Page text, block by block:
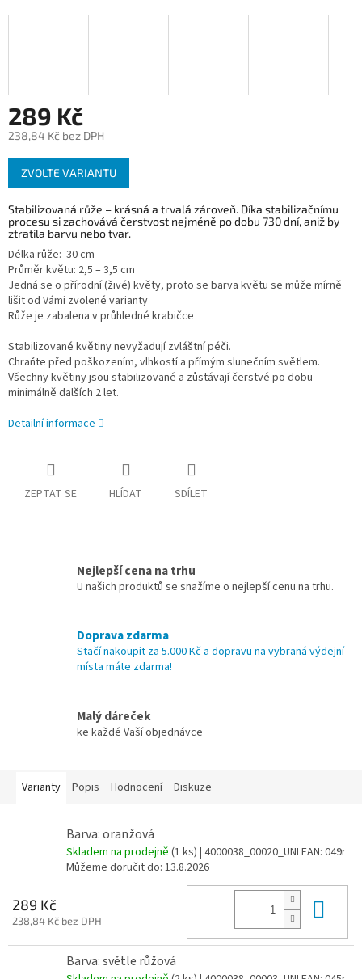
289 Kč
238,84 Kč bez DPH
Měrná
cena:
ZVOLTE VARIANTU
Stabilizovaná růže – krásná a trvalá zároveň. Díka stabilizačnímu
procesu si zachovává čerstvost nejméně po dobu 730 dní, aniž by
ztratila barvu nebo tvar.
Délka růže: 30 cm
Průměr květu: 2,5 – 3,5 cm
Jedná se o přírodní (živé) květy, proto se barva květu se může mírně
lišit od Vámi zvolené varianty
Růže je zabalena v průhledné krabičce
Stabilizované květiny nevyžadují zvláštní péči.
Chraňte před poškozením, vlhkostí a přímým slunečním světlem.
Všechny květiny jsou stabilizované a zůstávají čerstvé po dobu
minimálně dalších 2 let.
Detailní informace
ZEPTAT SE HLÍDAT SDÍLET
Nejlepší cena na trhu
U našich produktů se snažíme o nejlepší cenu na trhu.
Doprava zdarma
Stačí nakoupit za 5.000 Kč a dopravu na vybraná výdejní
místa máte zdarma!
Malý dáreček
ke každé Vaší objednávce
Varianty Popis Hodnocení Diskuze
Barva: oranžová
Skladem na prodejně (1 ks) | 4000038_00020_UNI EAN: 049r
Můžeme doručit do: 13.8.2026
289 Kč
238,84 Kč bez DPH
Barva: světle růžová